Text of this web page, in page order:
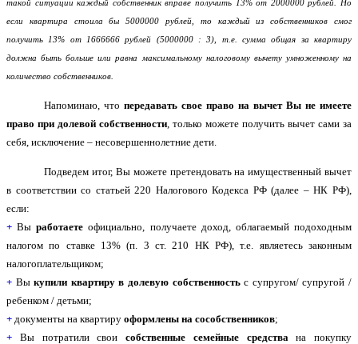
такой ситуации каждый собственник вправе получить 13% от 2000000 рублей. Но
если квартира стоила бы 5000000 рублей, то каждый из собственников смог
получить 13% от 1666666 рублей (5000000 : 3), т.е. сумма общая за квартиру
должна быть больше или равна максимальному налоговому вычету умноженному на
количество собственников.
Напоминаю, чтопередавать свое право на вычет Вы не имеете
право при долевой собственности , только можете получить вычет сами за
себя, исключение – несовершеннолетние дети.
Подведем итог, Вы можете претендовать на имущественный вычет
в соответствии со статьей 220 Налогового Кодекса РФ (далее – НК РФ),
если:
+ Выработаете официально, получаете доход, облагаемый подоходным
налогом по ставке 13% (п. 3 ст. 210 НК РФ), т.е. являетесь законным
налогоплательщиком;
+ Выкупили квартиру в долевую собственностьс супругом/ супругой /
ребенком / детьми;
+ документы на квартиру оформлены на сособственников;
+ Вы потратили свои собственные семейные средства на покупку